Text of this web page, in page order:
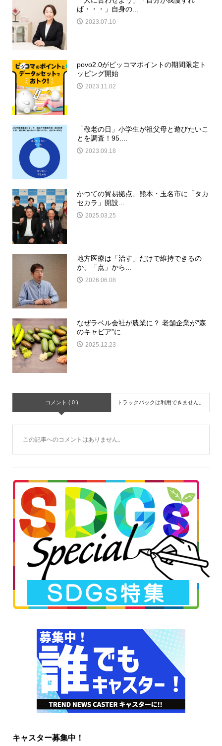
ば・・・」自身の...
2023.07.10
povo2.0がピッコマポイントの期間限定ト
ッピング開始
2023.11.02
「敬老の日」小学生が祖父母と遊びたいこ
とを調査！95....
2023.09.18
かつての貿易拠点、熊本・玉名市に「タカ
セカラ」開設...
2025.03.25
地方医療は「治す」だけで維持できるの
か、「点」から...
2026.06.08
なぜラベル会社が農業に？ 老舗企業が“森
のキャビア”に...
2025.12.23
コメント ( 0 ) トラックバックは利用できません。
この記事へのコメントはありません。
キャスター募集中！